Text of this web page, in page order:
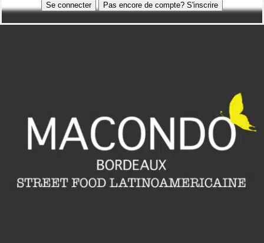
Se connecter Pas encore de compte? S'inscrire